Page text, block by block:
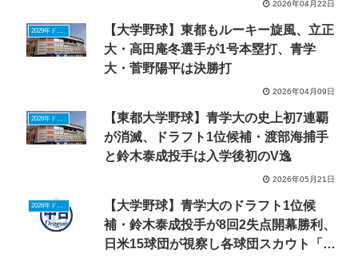
2026年04月22日
2029年ドラフトニュース
【大学野球】東都もルーキー旋風、立正
大・高田庵冬選手が1号本塁打、青学
大・菅野陽平は決勝打
2026年04月09日
2026年ドラフトニュース
【東都大学野球】青学大の史上初7連覇
が消滅、ドラフト1位候補・渡部海捕手
と鈴木泰成投手は入学後初のV逸
2026年05月21日
2026年ドラフトニュース
【大学野球】青学大のドラフト1位候
補・鈴木泰成投手が8回2失点開幕勝利、
日米15球団が視察し各球団スカウト「目